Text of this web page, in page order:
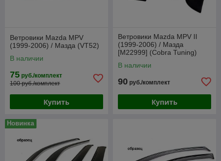
Ветровики Mazda MPV
(1999-2006) / Мазда (VT52)
В наличии
75 руб./комплект
100 руб./комплект
Купить
Ветровики Mazda MPV II
(1999-2006) / Мазда
[M22999] (Cobra Tuning)
В наличии
90 руб./комплект
Купить
Новинка